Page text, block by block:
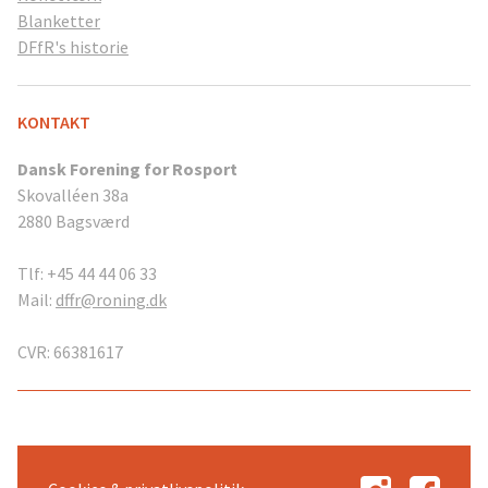
Blanketter
DFfR's historie
KONTAKT
Dansk Forening for Rosport
Skovalléen 38a
2880 Bagsværd
Tlf: +45 44 44 06 33
Mail: dffr@roning.dk
CVR: 66381617